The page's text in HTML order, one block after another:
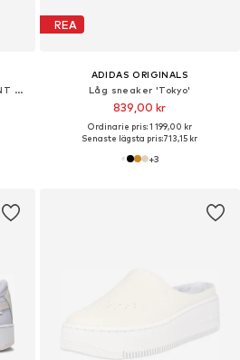
Springsko 'GO RUN CONSISTENT 2.0'
REA
ADIDAS ORIGINALS
Låg sneaker 'Tokyo'
839,00 kr
Ordinarie pris: 1 199,00 kr
Senaste lägsta pris:713,15 kr
+3